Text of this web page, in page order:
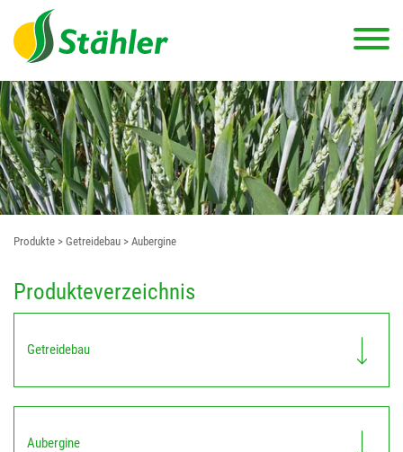
Produkte > Getreidebau > Aubergine
Produkteverzeichnis
Getreidebau
Aubergine